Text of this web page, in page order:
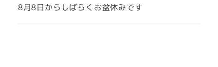
8月8日からしばらくお盆休みです